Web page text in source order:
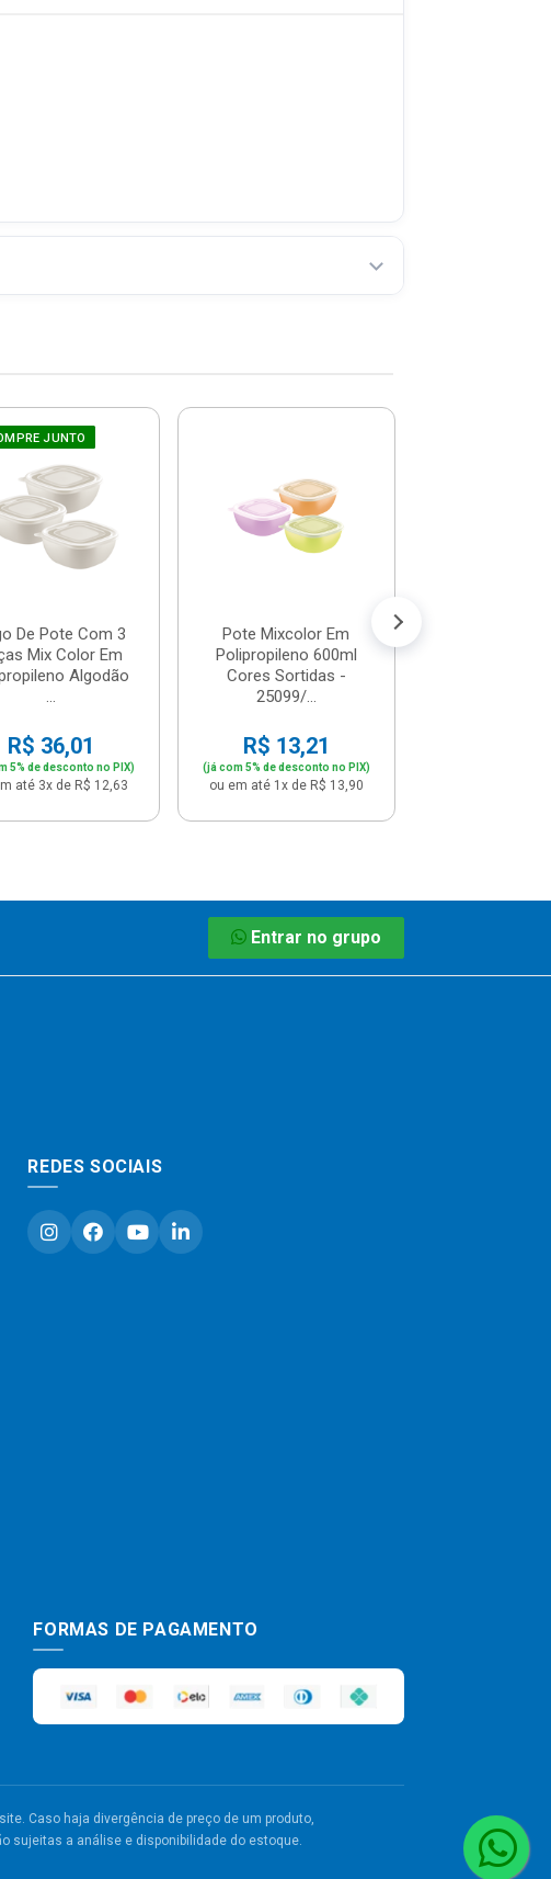
JUNTO
De Pote Com 3
Mix Color Em
Algodão
...
R$ 36,01
5% de desconto no PIX)
até 3x de R$ 12,63
Pote Mixcolor Em
Polipropileno 600ml
Cores Sortidas -
25099/...
R$ 13,21
(já com 5% de desconto no PIX)
ou em até 1x de R$ 13,90
Entrar no grupo
REDES SOCIAIS
FORMAS DE PAGAMENTO
Caso haja divergência de preço de um produto,
sujeitas a análise e disponibilidade do estoque.